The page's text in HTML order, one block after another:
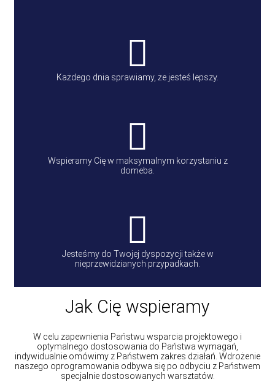
Każdego dnia sprawiamy, że jesteś lepszy.
Wspieramy Cię w maksymalnym korzystaniu z
domeba.
Jesteśmy do Twojej dyspozycji także w
nieprzewidzianych przypadkach.
Jak Cię wspieramy
W celu zapewnienia Państwu wsparcia projektowego i
optymalnego dostosowania do Państwa wymagań,
indywidualnie omówimy z Państwem zakres działań. Wdrożenie
naszego oprogramowania odbywa się po odbyciu z Państwem
specjalnie dostosowanych warsztatów.